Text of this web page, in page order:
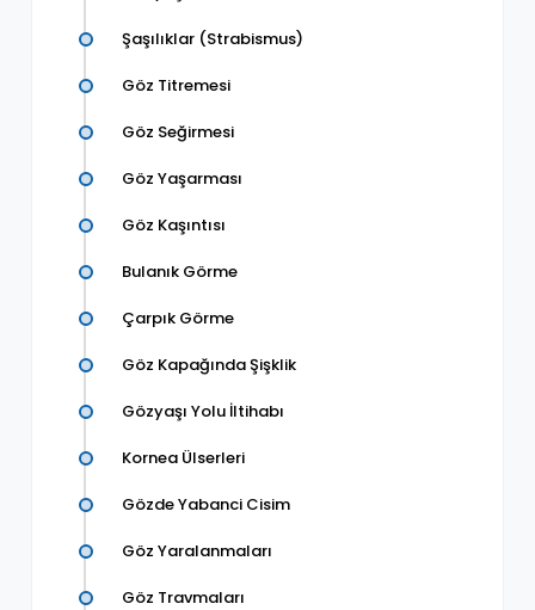
Şaşılıklar (Strabismus)
Göz Titremesi
Göz Seğirmesi
Göz Yaşarması
Göz Kaşıntısı
Bulanık Görme
Çarpık Görme
Göz Kapağında Şişklik
Gözyaşı Yolu İltihabı
Kornea Ülserleri
Gözde Yabanci Cisim
Göz Yaralanmaları
Göz Travmaları